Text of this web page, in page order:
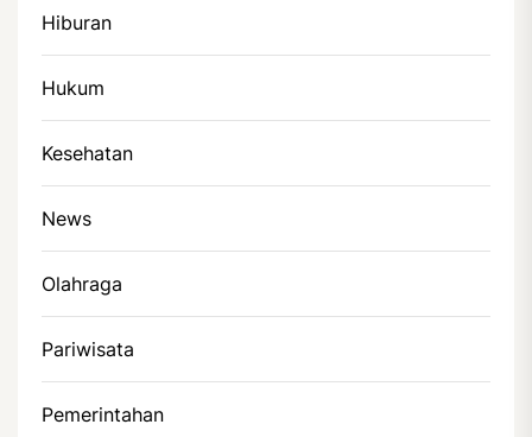
Hiburan
Hukum
Kesehatan
News
Olahraga
Pariwisata
Pemerintahan